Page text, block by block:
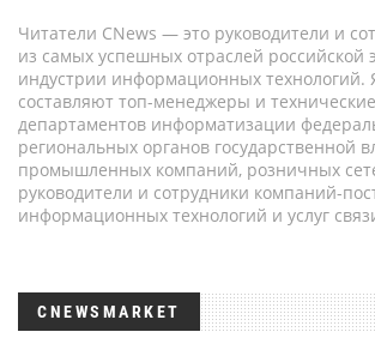
Читатели CNews — это руководители и
из самых успешных отраслей российской
индустрии информационных технологий.
составляют топ-менеджеры и
департаментов информатизации
региональных органов государственной
промышленных компаний, розничных
руководители и сотрудники компаний-
информационных технологий и услуг
CNEWSMARKET